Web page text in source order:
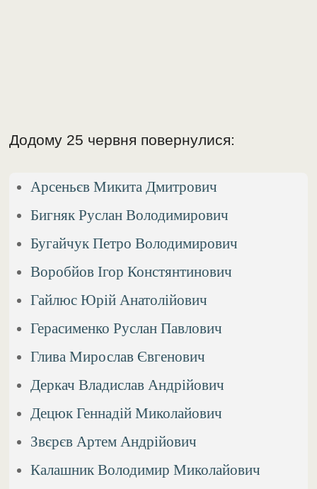
Додому 25 червня повернулися:
Арсеньєв Микита Дмитрович
Бигняк Руслан Володимирович
Бугайчук Петро Володимирович
Воробйов Ігор Констянтинович
Гайлюс Юрій Анатолійович
Герасименко Руслан Павлович
Глива Мирослав Євгенович
Деркач Владислав Андрійович
Децюк Геннадій Миколайович
Звєрєв Артем Андрійович
Калашник Володимир Миколайович